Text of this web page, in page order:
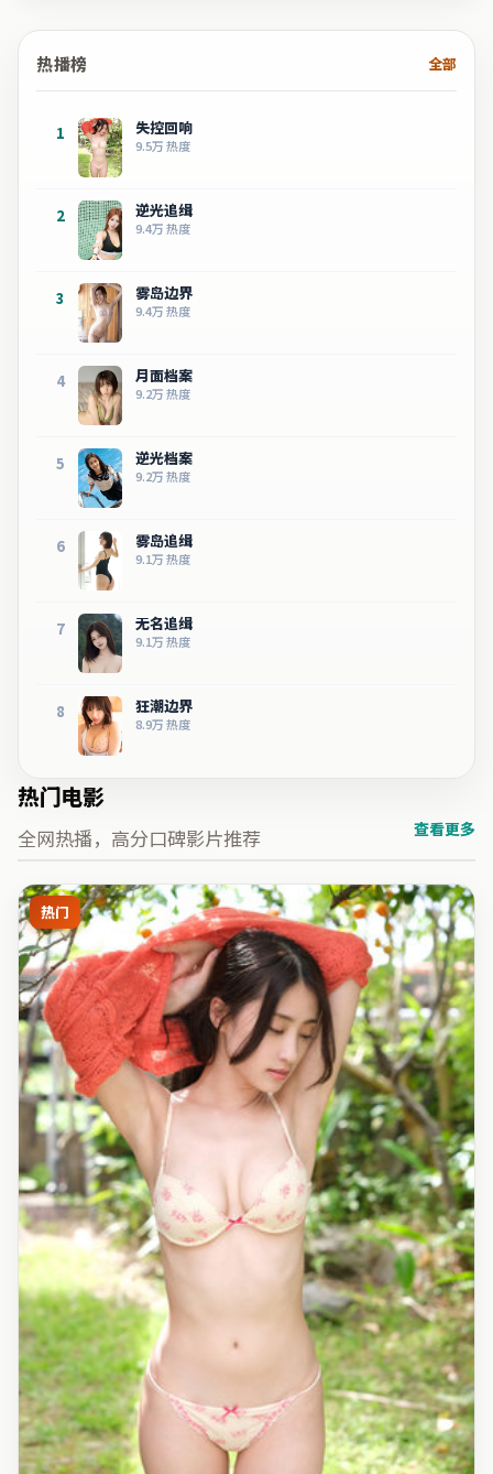
热播榜 全部
1 失控回响
9.5万热度
2 逆光追缉
9.4万热度
3 雾岛边界
9.4万热度
4 月面档案
9.2万热度
5 逆光档案
9.2万热度
6 雾岛追缉
9.1万热度
7 无名追缉
9.1万热度
8 狂潮边界
8.9万热度
热门电影
全网热播，高分口碑影片推荐 查看更多
热门